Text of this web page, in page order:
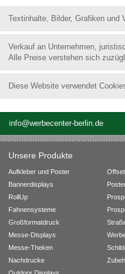
Textinhalte, Bilder, Grafiken und
Verkauf an Unternehmen,
Alle Preise verstehen sich
Diese Website verwendet
info@werbecenter-berlin.de
Unsere Produkte
Aufkleber und Poster
Bannerdisplays
RollUp
Fahnensysteme
Großformatdruck
Messe-Displays
Messe-Theken
Nachdrucke